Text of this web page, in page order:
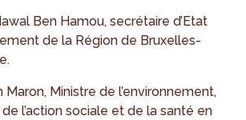
Ben Hamou, secrétaire d’Etat
de la Région de Bruxelles-
Maron, Ministre de l’environnement,
l’action sociale et de la santé en